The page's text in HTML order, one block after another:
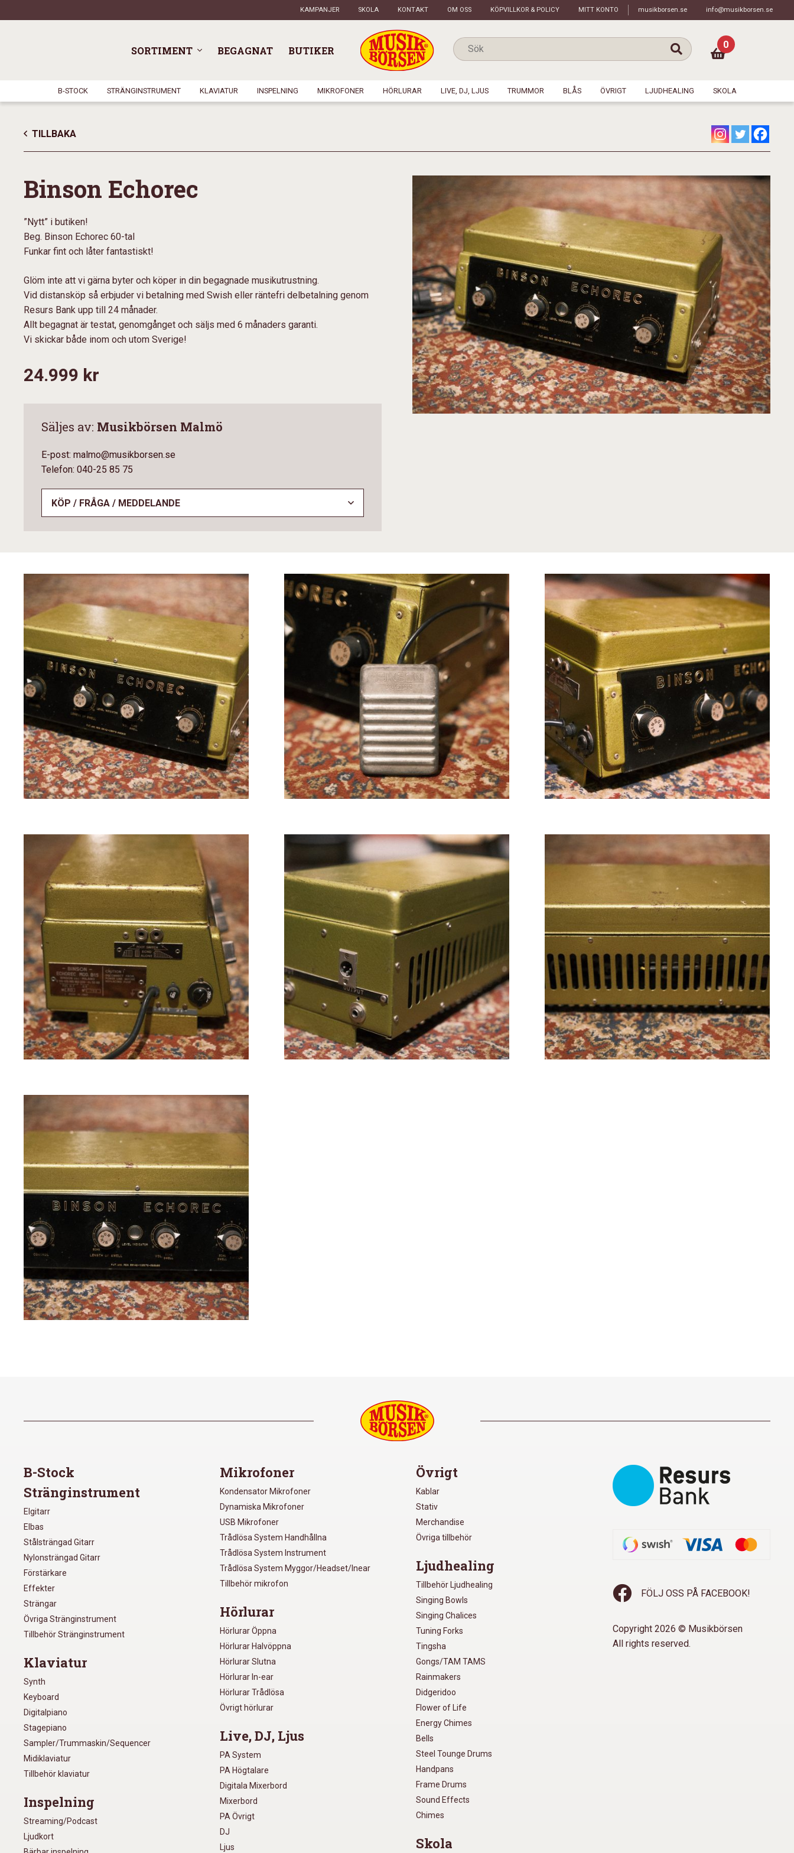
KAMPANJER SKOLA KONTAKT OM OSS KÖPVILLKOR & POLICY MITT KONTO musikborsen.se info@musikborsen.se
SORTIMENT BEGAGNAT BUTIKER 0
B-STOCK STRÄNGINSTRUMENT KLAVIATUR INSPELNING MIKROFONER HÖRLURAR LIVE, DJ, LJUS TRUMMOR BLÅS ÖVRIGT LJUDHEALING SKOLA
TILLBAKA
Binson Echorec
”Nytt” i butiken!
Beg. Binson Echorec 60-tal
Funkar fint och låter fantastiskt!
Glöm inte att vi gärna byter och köper in din begagnade musikutrustning.
Vid distansköp så erbjuder vi betalning med Swish eller räntefri delbetalning genom
Resurs Bank upp till 24 månader.
Allt begagnat är testat, genomgånget och säljs med 6 månaders garanti.
Vi skickar både inom och utom Sverige!
24.999 kr
Säljes av: Musikbörsen Malmö
E-post: malmo@musikborsen.se
Telefon: 040-25 85 75
KÖP / FRÅGA / MEDDELANDE
B-Stock
Stränginstrument
Elgitarr
Elbas
Stålsträngad Gitarr
Nylonsträngad Gitarr
Förstärkare
Effekter
Strängar
Övriga Stränginstrument
Tillbehör Stränginstrument
Klaviatur
Synth
Keyboard
Digitalpiano
Stagepiano
Sampler/Trummaskin/Sequencer
Midiklaviatur
Tillbehör klaviatur
Inspelning
Streaming/Podcast
Ljudkort
Mikrofoner
Kondensator Mikrofoner
Dynamiska Mikrofoner
USB Mikrofoner
Trådlösa System Handhållna
Trådlösa System Instrument
Trådlösa System Myggor/Headset/Inear
Tillbehör mikrofon
Hörlurar
Hörlurar Öppna
Hörlurar Halvöppna
Hörlurar Slutna
Hörlurar In-ear
Hörlurar Trådlösa
Övrigt hörlurar
Live, DJ, Ljus
PA System
PA Högtalare
Digitala Mixerbord
Mixerbord
PA Övrigt
DJ
Ljus
Övrigt
Kablar
Stativ
Merchandise
Övriga tillbehör
Ljudhealing
Tillbehör Ljudhealing
Singing Bowls
Singing Chalices
Tuning Forks
Tingsha
Gongs/TAM TAMS
Rainmakers
Didgeridoo
Flower of Life
Energy Chimes
Bells
Steel Tounge Drums
Handpans
Frame Drums
Sound Effects
Chimes
Skola
FÖLJ OSS PÅ FACEBOOK!
Copyright 2026 © Musikbörsen
All rights reserved.